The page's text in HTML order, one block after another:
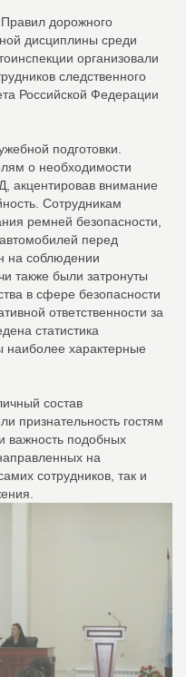
дорожного
дисциплины среди
организовали
следственного
Российской Федерации
подготовки.
о необходимости
акцентировав внимание
Сотрудникам
ремней безопасности,
перед
на соблюдении
также были затронуты
в сфере безопасности
ответственности за
статистика
наиболее характерные
состав
признательность гостям
важность подобных
на
сотрудников, так и